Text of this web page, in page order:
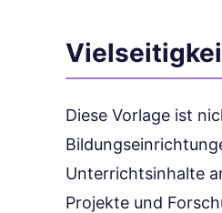
Diese Vorlage ist
Unterrichtsinhalte
Projekte und